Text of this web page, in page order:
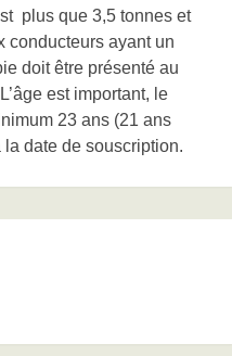
plus que 3,5 tonnes et
conducteurs ayant un
doit être présenté au
est important, le
23 ans (21 ans
date de souscription.